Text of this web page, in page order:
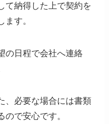
て納得した上で契約を
す。
の日程で会社へ連絡
、必要な場合には書類
で安心です。